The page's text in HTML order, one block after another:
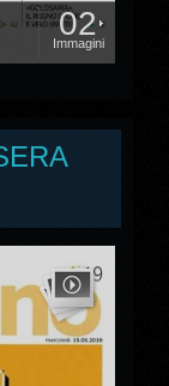
02
Immagini